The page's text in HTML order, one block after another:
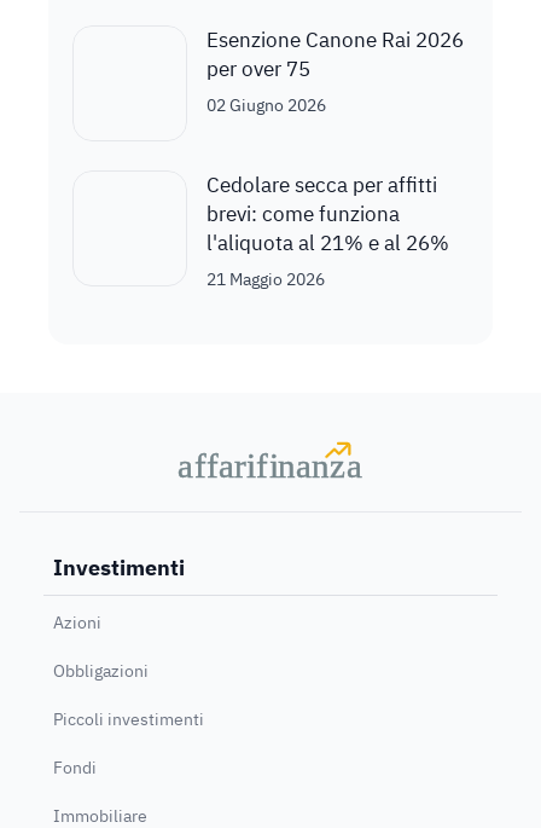
Esenzione Canone Rai 2026
per over 75
02 Giugno 2026
Cedolare secca per affitti
brevi: come funziona
l'aliquota al 21% e al 26%
21 Maggio 2026
affarifinanza
affarifinanza
Investimenti
Azioni
Obbligazioni
Piccoli investimenti
Fondi
Immobiliare